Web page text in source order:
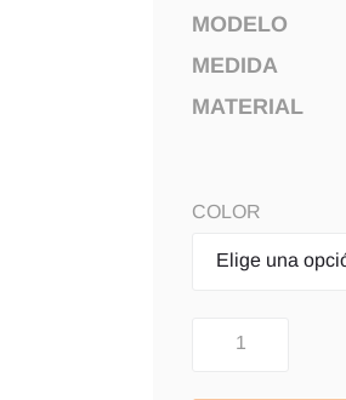
MODELO
MEDIDA
MATERIAL
COLOR